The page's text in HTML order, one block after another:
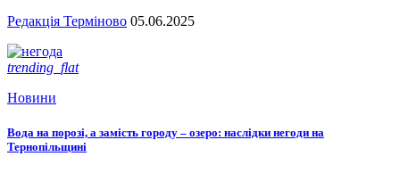
Редакція Терміново 05.06.2025
trending_flat
Новини
Вода на порозі, а замість городу – озеро: наслідки негоди на
Тернопільщині